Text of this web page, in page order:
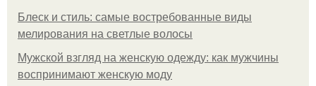
Блеск и стиль: самые востребованные виды
мелирования на светлые волосы
Мужской взгляд на женскую одежду: как мужчины
воспринимают женскую моду